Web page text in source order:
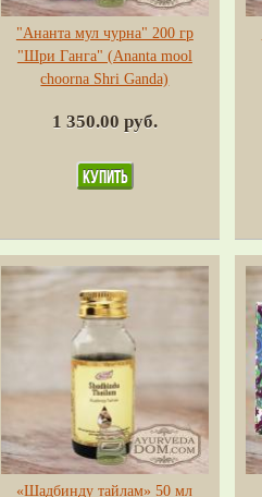
"Ананта мул чурна" 200 гр
"Шри Ганга" (Ananta mool
choorna Shri Ganda)
1 350.00 руб.
«Шадбинду тайлам» 50 мл